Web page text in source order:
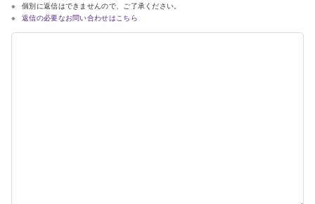
個別に返信はできませんので、ご了承ください。
返信の必要なお問い合わせはこちら